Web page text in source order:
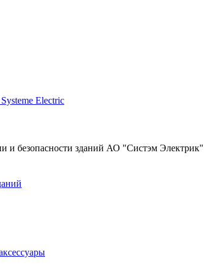
и безопасности зданий АО "Систэм Электрик"